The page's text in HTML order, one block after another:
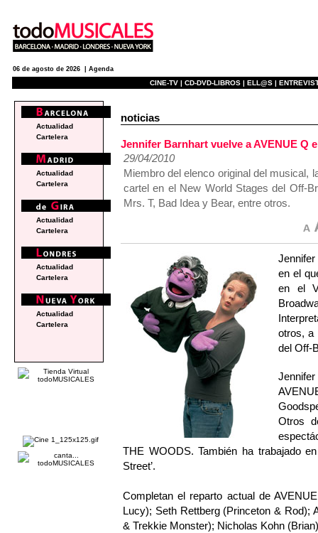
06 de agosto de 2026 | Agenda
CINE-TV | CD-DVD-LIBROS | ELL@S |
noticias
Jennifer Barnhart vuelve a AVENUE Q
29/04/2010
Miembro del elenco original del musical,
cartel en el New World Stages del Off-
Mrs. T, Bad Idea y Bear, entre otros.
en el
en el
otros, a
del Off-
Otros
THE WOODS. También ha trabajado
Street’.
Completan el reparto actual de
Lucy); Seth Rettberg (Princeton &
& Trekkie Monster); Nicholas Kohn
Actualidad
Cartelera
Actualidad
Cartelera
Actualidad
Cartelera
Actualidad
Cartelera
Actualidad
Cartelera